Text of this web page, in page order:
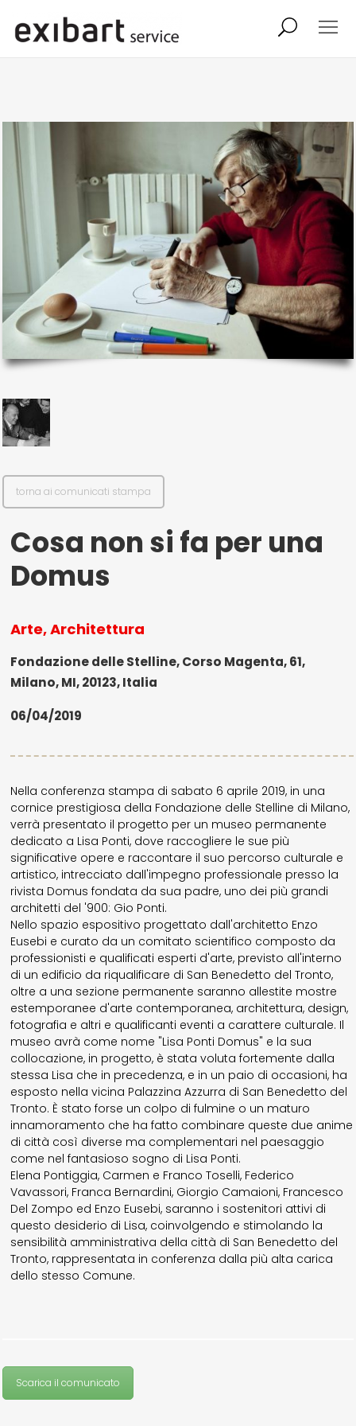
shop
abbonamento
onpaper digital
exibart team exibart.com
contatti
termini e condizioni
privacy
Exibart.service - Exibartlab srl Via Placido Zurla 49b - 00176 Roma
torna ai comunicati stampa
Cosa non si fa per una
Domus
Arte, Architettura
Fondazione delle Stelline, Corso Magenta, 61,
Milano, MI, 20123, Italia
06/04/2019
Nella conferenza stampa di sabato 6 aprile 2019, in una
cornice prestigiosa della Fondazione delle Stelline di Milano,
verrà presentato il progetto per un museo permanente
dedicato a Lisa Ponti, dove raccogliere le sue più
significative opere e raccontare il suo percorso culturale e
artistico, intrecciato dall'impegno professionale presso la
rivista Domus fondata da sua padre, uno dei più grandi
architetti del '900: Gio Ponti.
Nello spazio espositivo progettato dall'architetto Enzo
Eusebi e curato da un comitato scientifico composto da
professionisti e qualificati esperti d'arte, previsto all'interno
di un edificio da riqualificare di San Benedetto del Tronto,
oltre a una sezione permanente saranno allestite mostre
estemporanee d'arte contemporanea, architettura, design,
fotografia e altri e qualificanti eventi a carattere culturale. Il
museo avrà come nome "Lisa Ponti Domus" e la sua
collocazione, in progetto, è stata voluta fortemente dalla
stessa Lisa che in precedenza, e in un paio di occasioni, ha
esposto nella vicina Palazzina Azzurra di San Benedetto del
Tronto. È stato forse un colpo di fulmine o un maturo
innamoramento che ha fatto combinare queste due anime
di città così diverse ma complementari nel paesaggio
come nel fantasioso sogno di Lisa Ponti.
Elena Pontiggia, Carmen e Franco Toselli, Federico
Vavassori, Franca Bernardini, Giorgio Camaioni, Francesco
Del Zompo ed Enzo Eusebi, saranno i sostenitori attivi di
questo desiderio di Lisa, coinvolgendo e stimolando la
sensibilità amministrativa della città di San Benedetto del
Tronto, rappresentata in conferenza dalla più alta carica
dello stesso Comune.
Scarica il comunicato